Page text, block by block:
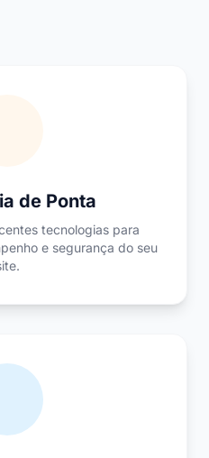
de Ponta
tecnologias para
e segurança do seu